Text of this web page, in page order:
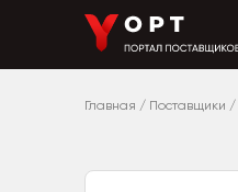
Главная / Поставщики /